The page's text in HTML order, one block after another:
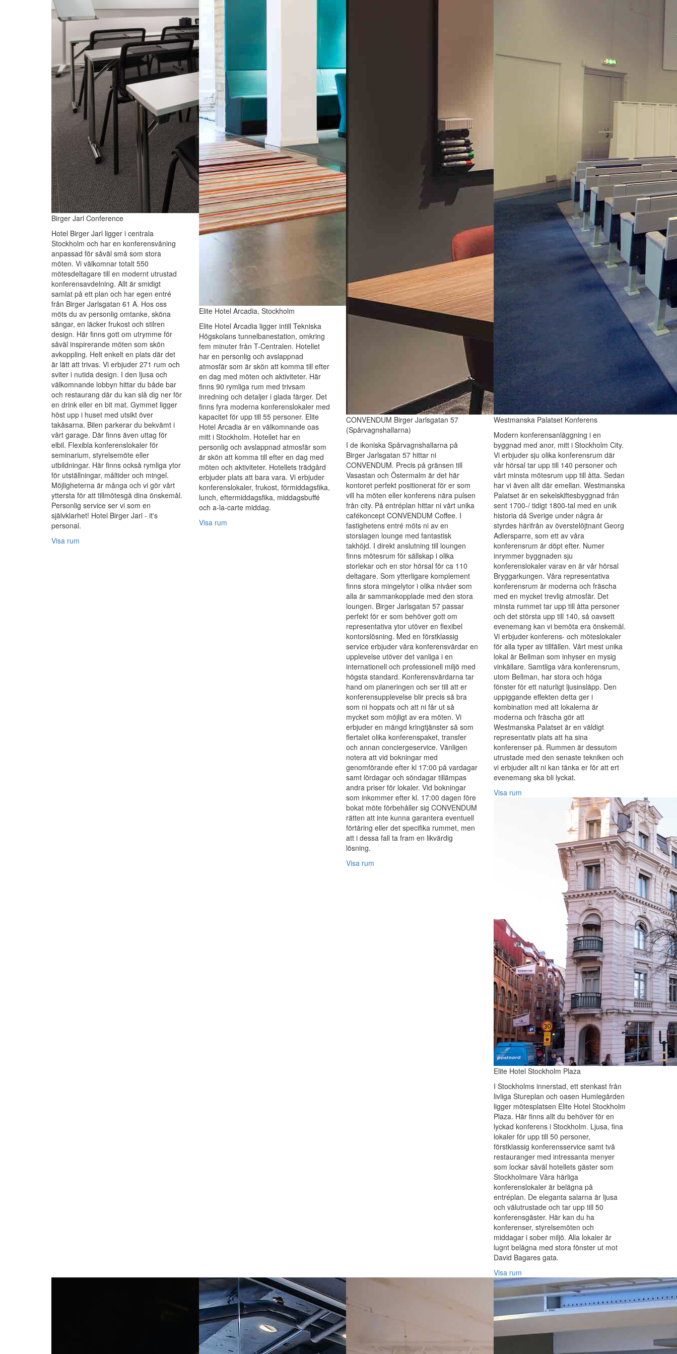
Birger Jarl Conference
Hotel Birger Jarl ligger i centrala
Stockholm och har en konferensvåning
anpassad för såväl små som stora
möten. Vi välkomnar totalt 550
mötesdeltagare till en modernt utrustad
konferensavdelning. Allt är smidigt
samlat på ett plan och har egen entré
från Birger Jarlsgatan 61 A. Hos oss
möts du av personlig omtanke, sköna
sängar, en läcker frukost och stilren
design. Här finns gott om utrymme för
såväl inspirerande möten som skön
avkoppling. Helt enkelt en plats där det
är lätt att trivas. Vi erbjuder 271 rum och
sviter i nutida design. I den ljusa och
välkomnande lobbyn hittar du både bar
och restaurang där du kan slå dig ner för
en drink eller en bit mat. Gymmet ligger
höst upp i huset med utsikt över
takåsarna. Bilen parkerar du bekvämt i
vårt garage. Där finns även uttag för
elbil. Flexibla konferenslokaler för
seminarium, styrelsemöte eller
utbildningar. Här finns också rymliga ytor
för utställningar, måltider och mingel.
Möjligheterna är många och vi gör vårt
yttersta för att tillmötesgå dina önskemål.
Personlig service ser vi som en
självklarhet! Hotel Birger Jarl - it's
personal.
Visa rum
Elite Hotel Arcadia, Stockholm
Elite Hotel Arcadia ligger intill Tekniska
Högskolans tunnelbanestation, omkring
fem minuter från T-Centralen. Hotellet
har en personlig och avslappnad
atmosfär som är skön att komma till efter
en dag med möten och aktiviteter. Här
finns 90 rymliga rum med trivsam
inredning och detaljer i glada färger. Det
finns fyra moderna konferenslokaler med
kapacitet för upp till 55 personer. Elite
Hotel Arcadia är en välkomnande oas
mitt i Stockholm. Hotellet har en
personlig och avslappnad atmosfär som
är skön att komma till efter en dag med
möten och aktiviteter. Hotellets trädgård
erbjuder plats att bara vara. Vi erbjuder
konferenslokaler, frukost, förmiddagsfika,
lunch, eftermiddagsfika, middagsbuffé
och a-la-carte middag.
Visa rum
CONVENDUM Birger Jarlsgatan 57
(Spårvagnshallarna)
I de ikoniska Spårvagnshallarna på
Birger Jarlsgatan 57 hittar ni
CONVENDUM. Precis på gränsen till
Vasastan och Östermalm är det här
kontoret perfekt positionerat för er som
vill ha möten eller konferens nära pulsen
från city. På entréplan hittar ni vårt unika
cafékoncept CONVENDUM Coffee. I
fastighetens entré möts ni av en
storslagen lounge med fantastisk
takhöjd. I direkt anslutning till loungen
finns mötesrum för sällskap i olika
storlekar och en stor hörsal för ca 110
deltagare. Som ytterligare komplement
finns stora mingelytor i olika nivåer som
alla är sammankopplade med den stora
loungen. Birger Jarlsgatan 57 passar
perfekt för er som behöver gott om
representativa ytor utöver en flexibel
kontorslösning. Med en förstklassig
service erbjuder våra konferensvärdar en
upplevelse utöver det vanliga i en
internationell och professionell miljö med
högsta standard. Konferensvärdarna tar
hand om planeringen och ser till att er
konferensupplevelse blir precis så bra
som ni hoppats och att ni får ut så
mycket som möjligt av era möten. Vi
erbjuder en mängd kringtjänster så som
flertalet olika konferenspaket, transfer
och annan conciergeservice. Vänligen
notera att vid bokningar med
genomförande efter kl 17:00 på vardagar
samt lördagar och söndagar tillämpas
andra priser för lokaler. Vid bokningar
som inkommer efter kl. 17:00 dagen före
bokat möte förbehåller sig CONVENDUM
rätten att inte kunna garantera eventuell
förtäring eller det specifika rummet, men
att i dessa fall ta fram en likvärdig
lösning.
Visa rum
Westmanska Palatset Konferens
Modern konferensanläggning i en
byggnad med anor, mitt i Stockholm City.
Vi erbjuder sju olika konferensrum där
vår hörsal tar upp till 140 personer och
vårt minsta mötesrum upp till åtta. Sedan
har vi även allt där emellan. Westmanska
Palatset är en sekelskiftesbyggnad från
sent 1700-/ tidigt 1800-tal med en unik
historia då Sverige under några år
styrdes härifrån av överstelöjtnant Georg
Adlersparre, som ett av våra
konferensrum är döpt efter. Numer
inrymmer byggnaden sju
konferenslokaler varav en är vår hörsal
Bryggarkungen. Våra representativa
konferensrum är moderna och fräscha
med en mycket trevlig atmosfär. Det
minsta rummet tar upp till åtta personer
och det största upp till 140, så oavsett
evenemang kan vi bemöta era önskemål.
Vi erbjuder konferens- och möteslokaler
för alla typer av tillfällen. Vårt mest unika
lokal är Bellman som inhyser en mysig
vinkällare. Samtliga våra konferensrum,
utom Bellman, har stora och höga
fönster för ett naturligt ljusinsläpp. Den
uppiggande effekten detta ger i
kombination med att lokalerna är
moderna och fräscha gör att
Westmanska Palatset är en väldigt
representativ plats att ha sina
konferenser på. Rummen är dessutom
utrustade med den senaste tekniken och
vi erbjuder allt ni kan tänka er för att ert
evenemang ska bli lyckat.
Visa rum
Elite Hotel Stockholm Plaza
I Stockholms innerstad, ett stenkast från
livliga Stureplan och oasen Humlegården
ligger mötesplatsen Elite Hotel Stockholm
Plaza. Här finns allt du behöver för en
lyckad konferens i Stockholm. Ljusa, fina
lokaler för upp till 50 personer,
förstklassig konferensservice samt två
restauranger med intressanta menyer
som lockar såväl hotellets gäster som
Stockholmare Våra härliga
konferenslokaler är belägna på
entréplan. De eleganta salarna är ljusa
och välutrustade och tar upp till 50
konferensgäster. Här kan du ha
konferenser, styrelsemöten och
middagar i sober miljö. Alla lokaler är
lugnt belägna med stora fönster ut mot
David Bagares gata.
Visa rum